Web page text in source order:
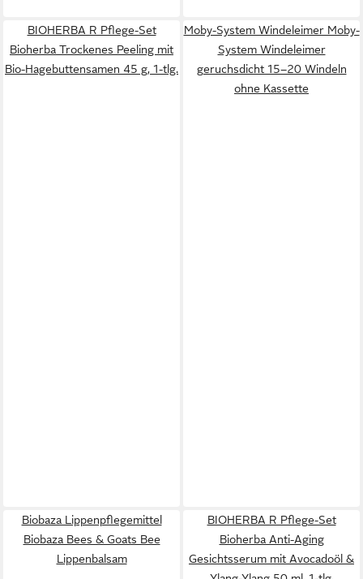
BIOHERBA R Pflege-Set
Bioherba Trockenes Peeling mit
Bio-Hagebuttensamen 45 g, 1-tlg.
Moby-System Windeleimer Moby-
System Windeleimer
geruchsdicht 15–20 Windeln
ohne Kassette
Biobaza Lippenpflegemittel
Biobaza Bees & Goats Bee
Lippenbalsam
BIOHERBA R Pflege-Set
Bioherba Anti-Aging
Gesichtsserum mit Avocadoöl &